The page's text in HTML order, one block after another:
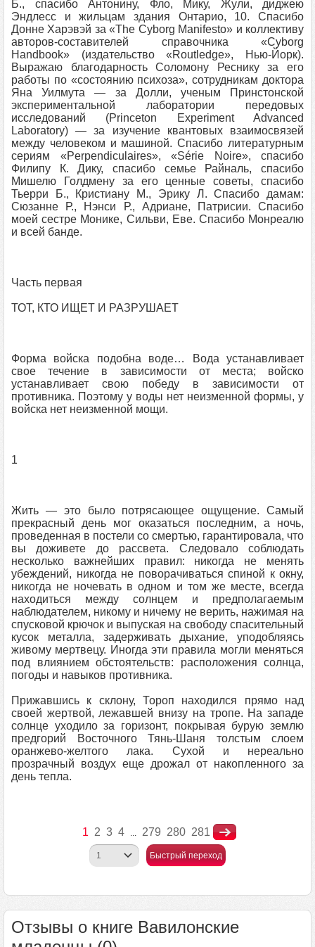
Б., спасибо Антонину, Фло, Мику, Жули, диджею
Эндлесс и жильцам здания Онтарио, 10. Спасибо
Донне Харэвэй за «The Cyborg Manifesto» и коллективу
авторов-составителей справочника «Cyborg
Handbook» (издательство «Routledge», Нью-Йорк).
Выражаю благодарность Соломону Реснику за его
работы по «состоянию психоза», сотрудникам доктора
Яна Уилмута — за Долли, ученым Принстонской
экспериментальной лаборатории передовых
исследований (Princeton Experiment Advanced
Laboratory) — за изучение квантовых взаимосвязей
между человеком и машиной. Спасибо литературным
сериям «Perpendiculaires», «Série Noire», спасибо
Филипу К. Дику, спасибо семье Райналь, спасибо
Мишелю Голдмену за его ценные советы, спасибо
Тьерри Б., Кристиану М., Эрику Л. Спасибо дамам:
Сюзанне Р., Нэнси Р., Адриане, Патрисии. Спасибо
моей сестре Монике, Сильви, Еве. Спасибо Монреалю
и всей банде.
Часть первая
ТОТ, КТО ИЩЕТ И РАЗРУШАЕТ
Форма войска подобна воде… Вода устанавливает
свое течение в зависимости от места; войско
устанавливает свою победу в зависимости от
противника. Поэтому у воды нет неизменной формы, у
войска нет неизменной мощи.
1
Жить — это было потрясающее ощущение. Самый
прекрасный день мог оказаться последним, а ночь,
проведенная в постели со смертью, гарантировала, что
вы доживете до рассвета. Следовало соблюдать
несколько важнейших правил: никогда не менять
убеждений, никогда не поворачиваться спиной к окну,
никогда не ночевать в одном и том же месте, всегда
находиться между солнцем и предполагаемым
наблюдателем, никому и ничему не верить, нажимая на
спусковой крючок и выпуская на свободу спасительный
кусок металла, задерживать дыхание, уподобляясь
живому мертвецу. Иногда эти правила могли меняться
под влиянием обстоятельств: расположения солнца,
погоды и навыков противника.
Прижавшись к склону, Тороп находился прямо над
своей жертвой, лежавшей внизу на тропе. На западе
солнце уходило за горизонт, покрывая бурую землю
предгорий Восточного Тянь-Шаня толстым слоем
оранжево-желтого лака. Сухой и нереально
прозрачный воздух еще дрожал от накопленного за
день тепла.
1 2 3 4 ... 279 280 281
Быстрый переход
Отзывы о книге Вавилонские